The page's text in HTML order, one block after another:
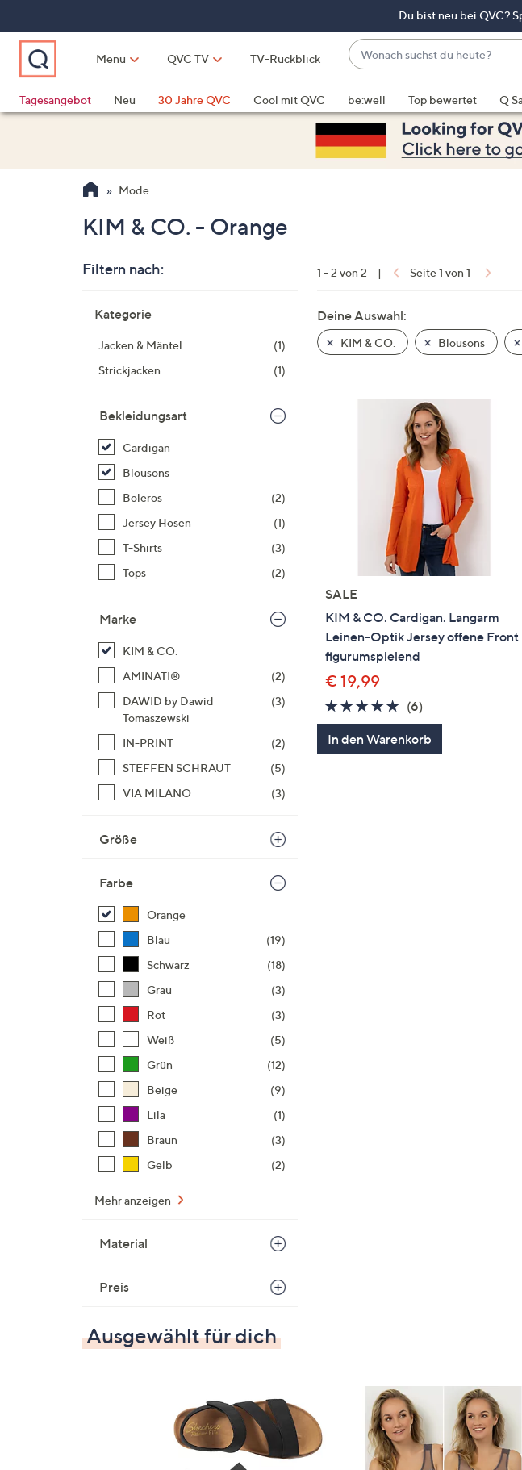
springen
Du bist neu bei QVC?
Menü QVC TV TV-Rückblick
Wonach
suchst
du
heute?
Vorschläge
verfügbar
sind,
verwenden
und
unten
oder
wischen
anzuzeigen.
Tagesangebot
Neu 30 Jahre QVC Cool mit QVC be:well Top bewertet Q
Mode
KIM & CO. - Orange
Filtern nach:
Produktliste
Kategorie
Jacken & Mäntel
(1)
Strickjacken
(1)
Bekleidungsart
Cardigan
Blousons
Boleros
(2)
Jersey Hosen
(1)
T-Shirts
(3)
Tops
(2)
Marke
KIM & CO.
AMINATI®
(2)
DAWID by Dawid
Tomaszewski
(3)
IN-PRINT
(2)
STEFFEN SCHRAUT
(5)
VIA MILANO
(3)
Größe
Farbe
Orange
Blau
(19)
Schwarz
(18)
Grau
(3)
Rot
(3)
Weiß
(5)
Grün
(12)
Beige
(9)
Lila
(1)
Braun
(3)
Gelb
(2)
Mehr anzeigen
Material
Preis
1 - 2 von 2 | Seite 1 von 1
Deine Auswahl:
KIM & CO. Blousons
SALE
KIM & CO. Cardigan. Langarm
Leinen-Optik Jersey offene Front
figurumspielend
€ 19,99
5.0
von
5
(6)6
Bewertungen
In den Warenkorb
Ausgewählt für dich